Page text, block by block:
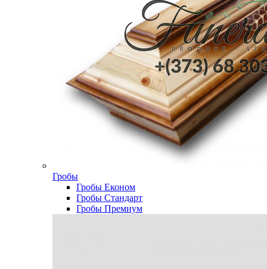
Гробы
Гробы Економ
Гробы Стандарт
Гробы Премиум